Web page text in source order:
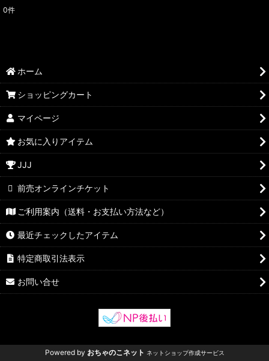
絞り込む
0件
ホーム
ショッピングカート
マイページ
お気に入りアイテム
JJJ
前売オンラインチケット
ご利用案内（送料・お支払い方法など）
最近チェックしたアイテム
特定商取引法表示
お問い合せ
Powered by おちゃのこネット ネットショップ作成サービス